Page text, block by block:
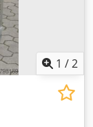
1 /2